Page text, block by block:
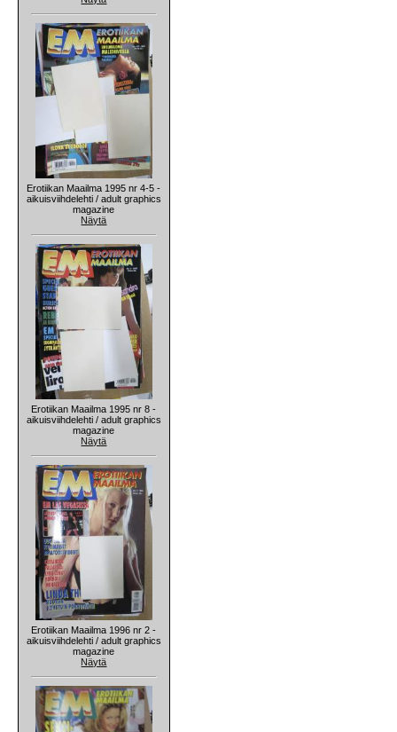
Erotiikan Maailma 1995 nr 4-5 -
aikuisviihdelehti / adult graphics
magazine
Näytä
Erotiikan Maailma 1995 nr 8 -
aikuisviihdelehti / adult graphics
magazine
Näytä
Erotiikan Maailma 1996 nr 2 -
aikuisviihdelehti / adult graphics
magazine
Näytä